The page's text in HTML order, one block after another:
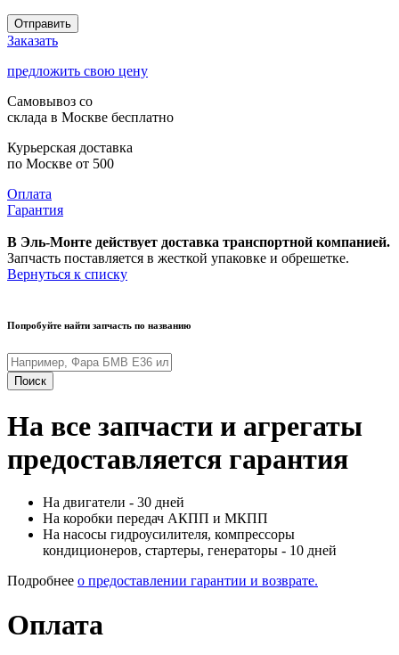
Отправить
Заказать
предложить свою цену
Самовывоз со
склада в Москве бесплатно
Курьерская доставка
по Москве от 500
Оплата
Гарантия
В Эль-Монте действует доставка транспортной компанией.
Запчасть поставляется в жесткой упаковке и обрешетке.
Вернуться к списку
Попробуйте найти запчасть по названию
Поиск
На все запчасти и агрегаты
предоставляется гарантия
На двигатели - 30 дней
На коробки передач АКПП и МКПП
На насосы гидроусилителя, компрессоры
кондиционеров, стартеры, генераторы - 10 дней
Подробнее о предоставлении гарантии и возврате.
Оплата